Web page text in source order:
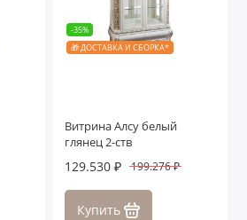
-35%
🎁 ДОСТАВКА И СБОРКА*
Витрина Алсу белый
глянец 2-ств
129.530 ₽ 199.276 ₽
Купить